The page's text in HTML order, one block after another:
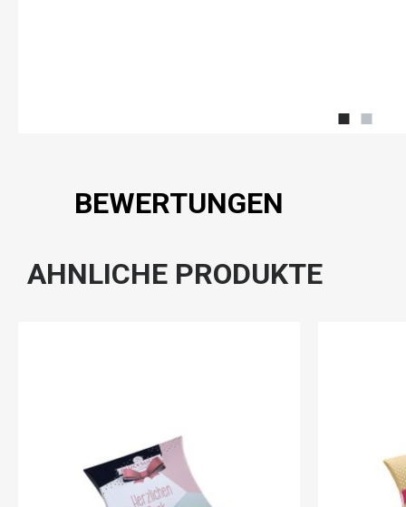
BEWERTUNGEN
AHNLICHE PRODUKTE